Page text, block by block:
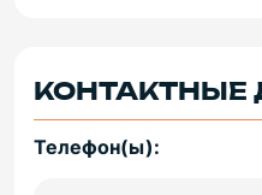
КОНТАКТНЫЕ
Телефон(ы):